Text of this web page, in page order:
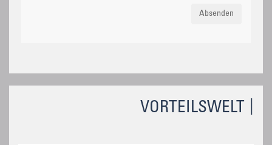
VORTEILSWELT
Absenden